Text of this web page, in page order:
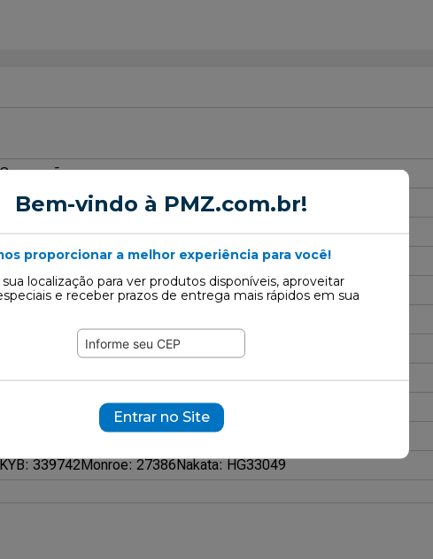
Bem-vindo à PMZ.com.br!
proporcionar a melhor experiência para você!
localização para ver produtos disponíveis, aproveitar
e receber prazos de entrega mais rápidos em sua
Entrar no Site
ilustrativas.
HG (Gás)
339742Monroe: 27386Nakata: HG33049